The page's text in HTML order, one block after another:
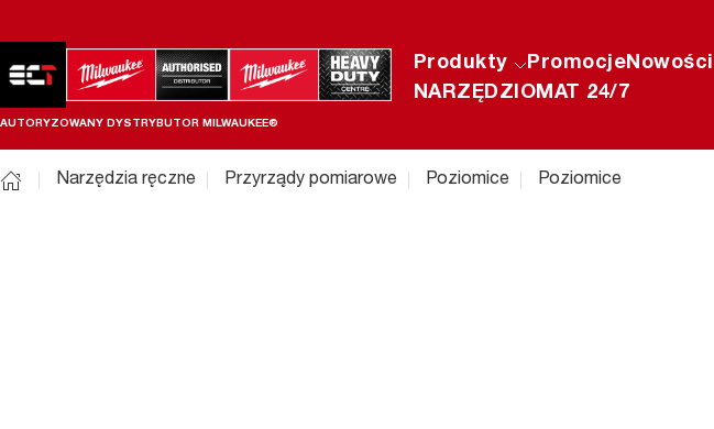
AUTORYZOWANY DYSTRYBUTOR MILWAUKEE®
Produkty PromocjeNowości
NARZĘDZIOMAT 24/7
Narzędzia ręczne Przyrządy pomiarowe Poziomice Poziomice